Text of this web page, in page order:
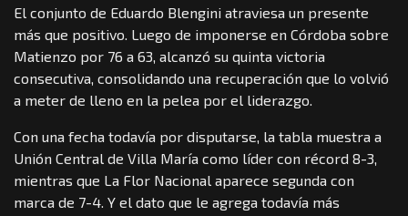
El conjunto de Eduardo Blengini atraviesa un presente
más que positivo. Luego de imponerse en Córdoba sobre
Matienzo por 76 a 63, alcanzó su quinta victoria
consecutiva, consolidando una recuperación que lo volvió
a meter de lleno en la pelea por el liderazgo.
Con una fecha todavía por disputarse, la tabla muestra a
Unión Central de Villa María como líder con récord 8-3,
mientras que La Flor Nacional aparece segunda con
marca de 7-4. Y el dato que le agrega todavía más